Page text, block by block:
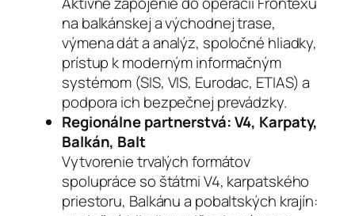
na balkánskej a východnej trase,
výmena dát a analýz, spoločné hliadky,
prístup k moderným informačným
systémom (SIS, VIS, Eurodac, ETIAS) a
podpora ich bezpečnej prevádzky.
Regionálne partnerstvá: V4, Karpaty,
Balkán, Balt
Vytvorenie trvalých formátov
spolupráce so štátmi V4, karpatského
priestoru, Balkánu a pobaltských krajín: